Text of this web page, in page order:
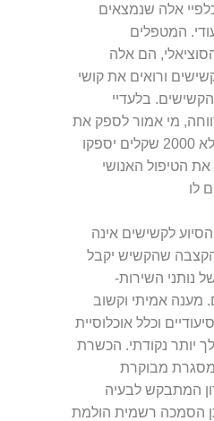
אלה שנמצאים
. המטפלים
הם אלה
ורואים את קושי
הקשישים. בלעדיי
מי אמור לספק את
לא 1000 ולא 2000 שקלים יספקו
הטיפול האנושי
לו
לקשישים אינה
שהקשיש יקבל
נותני השירות-
מענה אמיתי וקשוב
וכלל אוכלוסיית
יותר נקודתי. הכשרת
מבוקרת
המתבקש לבעיה
הסמכה רשמית הולמת